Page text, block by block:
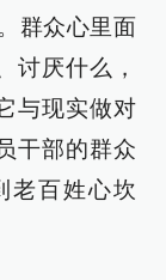
群众心里面
讨厌什么，
与现实做对
干部的群众
老百姓心坎